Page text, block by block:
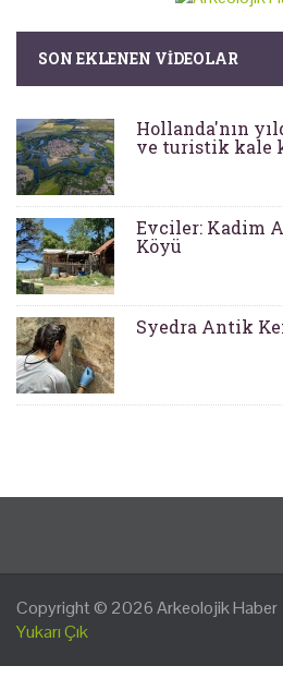
SON EKLENEN VIDEOLAR
Hollanda'nın
ve turistik kale
Evciler: Kadim
Köyü
Syedra Antik
Copyright © 2026Arkeolojik Haber
Yukarı Çık